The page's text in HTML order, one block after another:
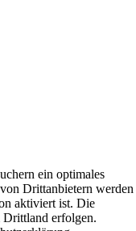
ein optimales
Drittanbietern werden
aktiviert ist. Die
Drittland erfolgen.